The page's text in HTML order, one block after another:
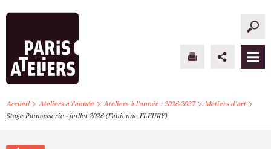
PARIS ATELIERS
Accueil> Ateliers à l’année> Ateliers à l’année : 2026-2027> Métiers d’art>
Stage Plumasserie - juillet 2026 (Fabienne FLEURY)